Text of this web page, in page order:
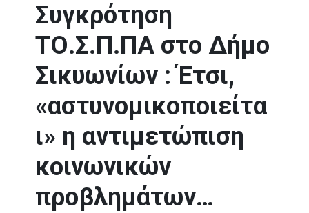
Συγκρότηση
ΤΟ.Σ.Π.ΠΑ στο Δήμο
Σικυωνίων : Έτσι,
«αστυνομικοποιείτα
ι» η αντιμετώπιση
κοινωνικών
προβλημάτων…